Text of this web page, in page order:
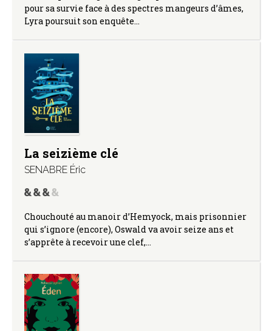
pour sa survie face à des spectres mangeurs d’âmes,
Lyra poursuit son enquête…
La seizième clé
SENABRE Éric
Chouchouté au manoir d’Hemyock, mais prisonnier
qui s’ignore (encore), Oswald va avoir seize ans et
s’apprête à recevoir une clef,…